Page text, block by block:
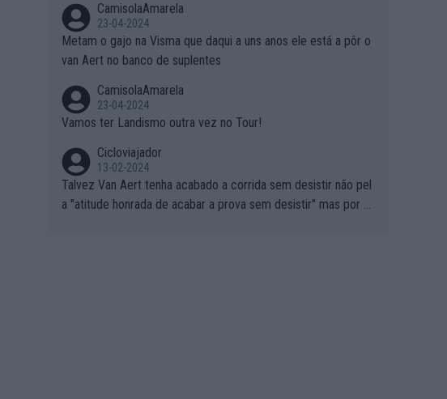
CamisolaAmarela
23-04-2024
Metam o gajo na Visma que daqui a uns anos ele está a pôr o
van Aert no banco de suplentes
CamisolaAmarela
23-04-2024
Vamos ter Landismo outra vez no Tour!
Cicloviajador
13-02-2024
Talvez Van Aert tenha acabado a corrida sem desistir não pel
a "atitude honrada de acabar a prova sem desistir" mas por ou